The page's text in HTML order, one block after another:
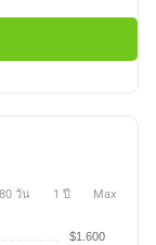
วัน 1 ปี Max
$1.600